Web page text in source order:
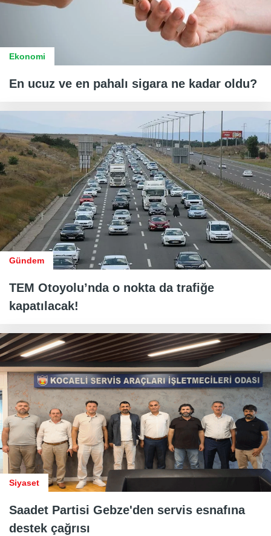
Ekonomi
En ucuz ve en pahalı sigara ne kadar oldu?
Gündem
TEM Otoyolu’nda o nokta da trafiğe
kapatılacak!
Siyaset
Saadet Partisi Gebze'den servis esnafına
destek çağrısı